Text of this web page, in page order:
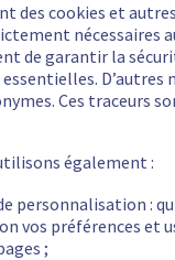
des cookies et
nécessaires
de garantir la
D’autres
Ces traceurs
également :
personnalisation :
vos préférences et
;